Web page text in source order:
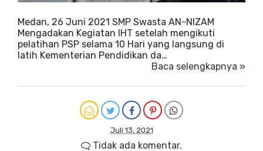
Medan, 26 Juni 2021 SMP Swasta AN-NIZAM
Mengadakan Kegiatan IHT setelah mengikuti
pelatihan PSP selama 10 Hari yang langsung di
latih Kementerian Pendidikan da…
Baca selengkapnya »
Juli 13, 2021
Tidak ada komentar.